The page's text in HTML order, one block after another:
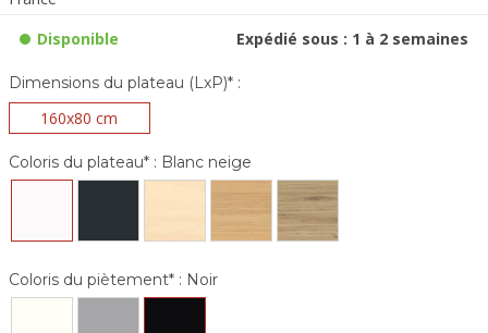
Disponible Expédié sous : 1 à 2 semaines
Dimensions du plateau (LxP)* :
160x80 cm
Coloris du plateau* : Blanc neige
Coloris du piètement* : Noir